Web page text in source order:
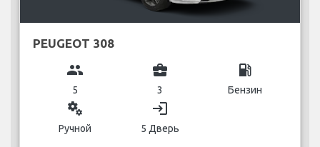
PEUGEOT 308
group
5
business_center
3
local_gas_station
Бензин
miscellaneous_services
Ручной
login
5 Дверь